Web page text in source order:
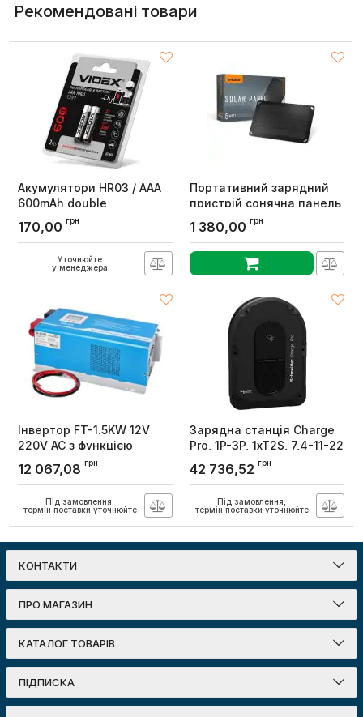
Рекомендовані товари
Акумулятори HR03 / AAA
600mAh double
blister/2шт, Videx
Артикул:
170,00 грн
Уточнюйте
у менеджера
Портативний зарядний
пристрій сонячна панель
VSO-F505U 5W, Videx
Артикул:
1 380,00 грн
Інвертор FT-1.5KW 12V
220V AC з функцією
заряда, DeLux
90020400
12 067,08 грн
Під замовлення,
термін поставки уточнюйте
Зарядна станція Charge
Pro, 1P-3P, 1xT2S, 7,4-11-22
кВт, 16-32A, зі зв’язком з
TIC, Schneider Electric
42 736,52 грн
Під замовлення,
термін поставки уточнюйте
КОНТАКТИ
ПРО МАГАЗИН
КАТАЛОГ ТОВАРІВ
ПІДПИСКА